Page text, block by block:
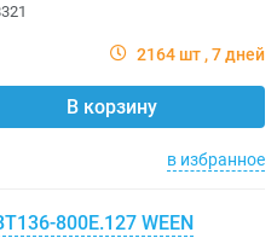
2164 шт 7 дней
В корзину
в избранное
800E.127 WEEN